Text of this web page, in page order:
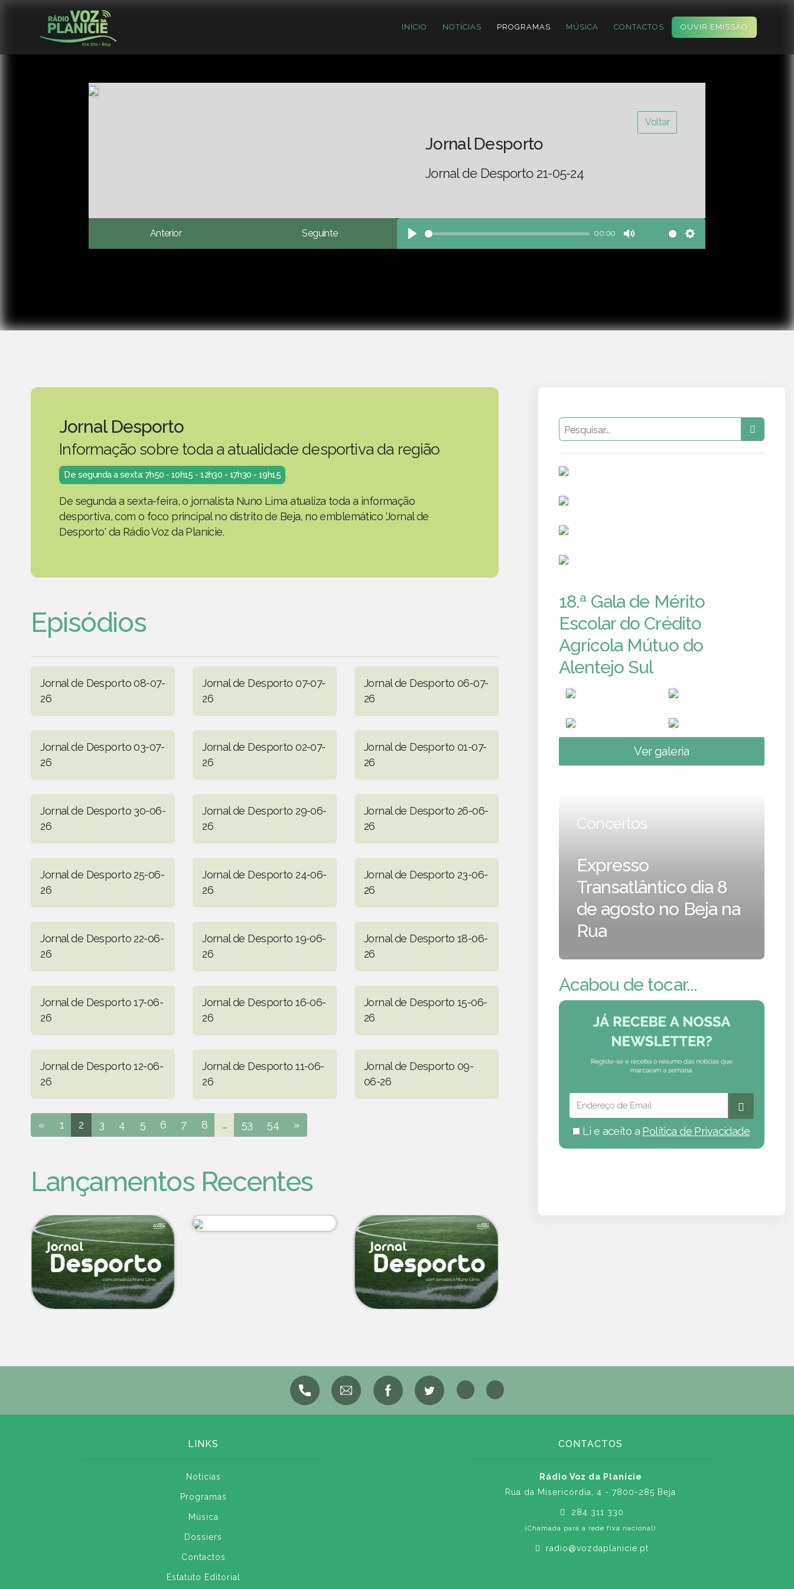
INÍCIO NOTÍCIAS PROGRAMAS MÚSICA CONTACTOS OUVIR EMISSÃO
Voltar
Jornal Desporto
Jornal de Desporto 21-05-24
Anterior Seguinte
Play
00:00
Mute Settings
Jornal Desporto
Informação sobre toda a atualidade desportiva da região
De segunda a sexta: 7h50 - 10h15 - 12h30 - 17h30 - 19h15
De segunda a sexta-feira, o jornalista Nuno Lima atualiza toda a informação
desportiva, com o foco principal no distrito de Beja, no emblemático 'Jornal de
Desporto' da Rádio Voz da Planície.
Episódios
Jornal de Desporto 08-07-
26
Jornal de Desporto 07-07-
26
Jornal de Desporto 06-07-
26
Jornal de Desporto 03-07-
26
Jornal de Desporto 02-07-
26
Jornal de Desporto 01-07-
26
Jornal de Desporto 30-06-
26
Jornal de Desporto 29-06-
26
Jornal de Desporto 26-06-
26
Jornal de Desporto 25-06-
26
Jornal de Desporto 24-06-
26
Jornal de Desporto 23-06-
26
Jornal de Desporto 22-06-
26
Jornal de Desporto 19-06-
26
Jornal de Desporto 18-06-
26
Jornal de Desporto 17-06-
26
Jornal de Desporto 16-06-
26
Jornal de Desporto 15-06-
26
Jornal de Desporto 12-06-
26
Jornal de Desporto 11-06-
26
Jornal de Desporto 09-
06-26
« 1 2 3 4 5 6 7 8 ... 53 54 »
Lançamentos Recentes
18.ª Gala de Mérito
Escolar do Crédito
Agrícola Mútuo do
Alentejo Sul
Ver galeria
Concertos
Expresso
Transatlântico dia 8
de agosto no Beja na
Rua
Acabou de tocar...
Li e aceito a Política de Privacidade
LINKS
Notícias
Programas
Música
Dossiers
Contactos
Estatuto Editorial
CONTACTOS
Rádio Voz da Planície
Rua da Misericórdia, 4 - 7800-285 Beja
284 311 330
(Chamada para a rede fixa nacional)
radio@vozdaplanicie.pt